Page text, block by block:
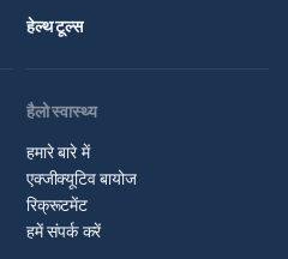
हेल्थ टूल्स
हैलो स्वास्थ्य
हमारे बारे में
एक्जीक्यूटिव बायोज
रिक्रूटमेंट
हमें संपर्क करें